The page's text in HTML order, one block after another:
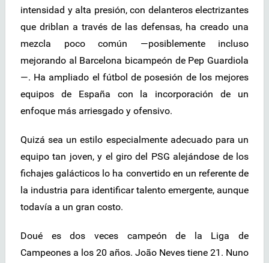
intensidad y alta presión, con delanteros electrizantes
que driblan a través de las defensas, ha creado una
mezcla poco común —posiblemente incluso
mejorando al Barcelona bicampeón de Pep Guardiola
—. Ha ampliado el fútbol de posesión de los mejores
equipos de España con la incorporación de un
enfoque más arriesgado y ofensivo.
Quizá sea un estilo especialmente adecuado para un
equipo tan joven, y el giro del PSG alejándose de los
fichajes galácticos lo ha convertido en un referente de
la industria para identificar talento emergente, aunque
todavía a un gran costo.
Doué es dos veces campeón de la Liga de
Campeones a los 20 años. João Neves tiene 21. Nuno